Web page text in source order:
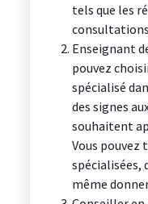
tels que les
Enseignant
pouvez
spécialisé
des signes
souhaitent
Vous pouvez
spécialisées,
même